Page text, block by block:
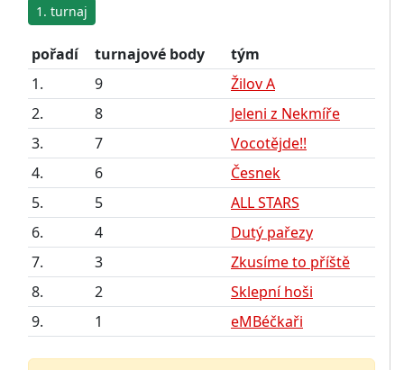
1. turnaj
pořadí turnajové body
tým
1.
9
Žilov A
2.
8
Jeleni z Nekmíře
3.
7
Vocotějde!!
4.
6
Česnek
5.
5
ALL STARS
6.
4
Dutý pařezy
7.
3
Zkusíme to příště
8.
2
Sklepní hoši
9.
1 eMBéčkaři